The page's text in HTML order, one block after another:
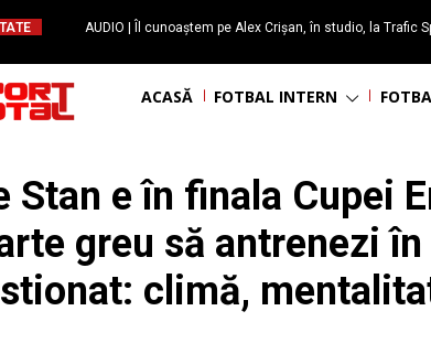
AUDIO | Îl cunoaștem pe Alex Crișan, în studio, la Trafic
ACASĂ FOTBAL INTERN
Stan e în finala Cupei
greu să antrenezi
climă,